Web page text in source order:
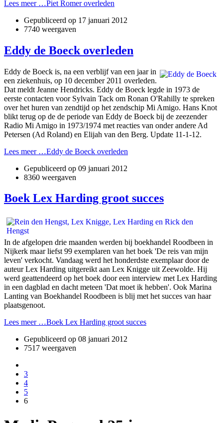
Lees meer …Piet Romer overleden
Gepubliceerd op 17 januari 2012
7740 weergaven
Eddy de Boeck overleden
Eddy de Boeck is, na een verblijf van een jaar in
een ziekenhuis, op 10 december 2011 overleden.
Dat meldt Jeanne Hendricks. Eddy de Boeck legde in 1973 de
eerste contacten voor Sylvain Tack om Ronan O'Rahilly te spreken
over het huren van zendtijd op het zendschip Mi Amigo. Hans Knot
blikt terug op de de periode van Eddy de Boeck bij de zeezender
Radio Mi Amigo in 1973/1974 met reacties van onder andere Ad
Petersen (Ad Roland) en Elijah van den Berg. Update 11-1-12.
Lees meer …Eddy de Boeck overleden
Gepubliceerd op 09 januari 2012
8360 weergaven
Boek Lex Harding groot succes
In de afgelopen drie maanden werden bij boekhandel Roodbeen in
Nijkerk maar liefst 99 exemplaren van het boek 'De reis van mijn
leven' verkocht. Vandaag werd het honderdste exemplaar door de
auteur Lex Harding uitgereikt aan Lex Knigge uit Zeewolde. Hij
werd geattendeerd op het boek door een interview met Lex Harding
in een dagblad en dacht meteen 'Dat moet ik hebben'. Ook Marina
Lanting van Boekhandel Roodbeen is blij met het succes van haar
plaatsgenoot.
Lees meer …Boek Lex Harding groot succes
Gepubliceerd op 08 januari 2012
7517 weergaven
3
4
5
6